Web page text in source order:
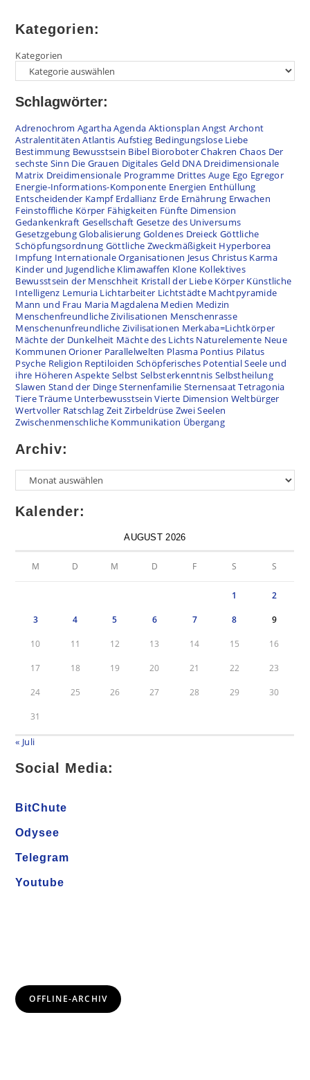
Kategorien:
Kategorien
Schlagwörter:
Adrenochrom AgarthaAgenda Aktionsplan Angst Archont
Astralentitäten Atlantis Aufstieg Bedingungslose Liebe
Bestimmung Bewusstsein Bibel BioroboterChakren Chaos Der
sechste Sinn Die Grauen Digitales Geld DNA Dreidimensionale
Matrix Dreidimensionale Programme Drittes Auge Ego Egregor
Energie-Informations-Komponente Energien Enthüllung
Entscheidender Kampf Erdallianz Erde Ernährung Erwachen
Feinstoffliche Körper Fähigkeiten Fünfte Dimension
Gedankenkraft Gesellschaft Gesetze des Universums
GesetzgebungGlobalisierung Goldenes Dreieck Göttliche
Schöpfungsordnung Göttliche Zweckmäßigkeit Hyperborea
Impfung Internationale Organisationen Jesus Christus Karma
Kinder und Jugendliche Klimawaffen Klone Kollektives
Bewusstsein der Menschheit Kristall der Liebe Körper Künstliche
Intelligenz Lemuria Lichtarbeiter Lichtstädte Machtpyramide
Mann und Frau Maria Magdalena Medien Medizin
Menschenfreundliche Zivilisationen Menschenrasse
Menschenunfreundliche Zivilisationen Merkaba=Lichtkörper
Mächte der Dunkelheit Mächte des Lichts Naturelemente Neue
Kommunen Orioner Parallelwelten Plasma Pontius Pilatus
Psyche Religion Reptiloiden Schöpferisches PotentialSeele und
ihre Höheren Aspekte Selbst Selbsterkenntnis Selbstheilung
Slawen Stand der DingeSternenfamilie SternensaatTetragonia
TiereTräume Unterbewusstsein Vierte Dimension Weltbürger
Wertvoller Ratschlag ZeitZirbeldrüse Zwei Seelen
Zwischenmenschliche Kommunikation Übergang
Archiv:
Kalender:
AUGUST 2026
M D M D F S S
1 2
3 4 5 6 7 8 9
10 11 12 13 14 15 16
17 18 19 20 21 22 23
24 25 26 27 28 29 30
31
« Juli
Social Media:
BitChute
Odysee
Telegram
Youtube
OFFLINE-ARCHIV